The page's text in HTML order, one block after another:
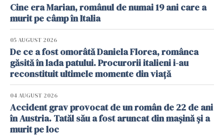
Cine era Marian, românul de numai 19 ani care a
murit pe câmp în Italia
05 AUGUST 2026
De ce a fost omorâtă Daniela Florea, românca
găsită în lada patului. Procurorii italieni i-au
reconstituit ultimele momente din viață
04 AUGUST 2026
Accident grav provocat de un român de 22 de ani
în Austria. Tatăl său a fost aruncat din mașină și a
murit pe loc